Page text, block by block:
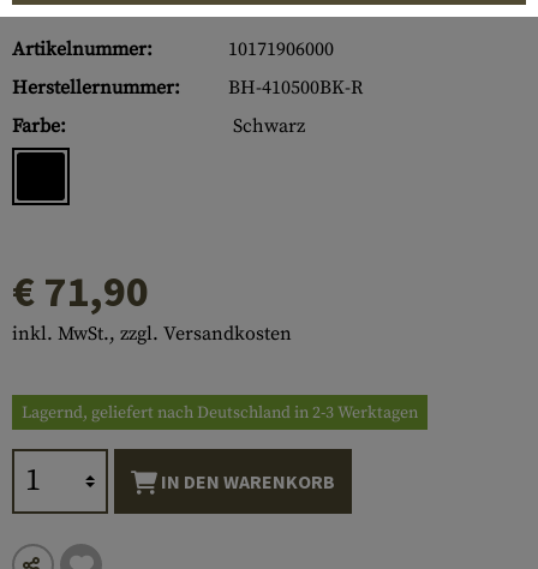
Artikelnummer:
10171906000
Herstellernummer:
BH-410500BK-R
Farbe:
Schwarz
€ 71,90
inkl. MwSt., zzgl. Versandkosten
Lagernd, geliefert nach Deutschland in 2-3 Werktagen
IN DEN WARENKORB